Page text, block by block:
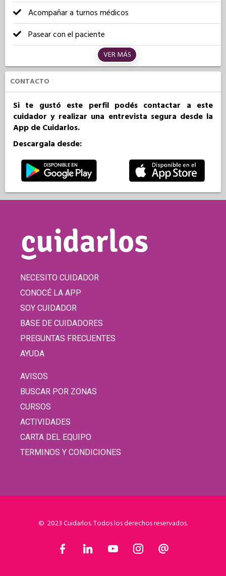
Acompañar a turnos médicos
Pasear con el paciente
VER MÁS
CONTACTO
Si te gustó este perfil podés contactar a este
cuidador y realizar una entrevista segura desde la
App de Cuidarlos.
Descargala desde:
NECESITO CUIDADOR
CONOCÉ LA APP
SOY CUIDADOR
BASE DE CUIDADORES
PREGUNTAS FRECUENTES
AYUDA
AVISOS
BUSCAR POR ZONAS
CURSOS
ACTIVIDADES
CARTA DEL EQUIPO
TERMINOS Y CONDICIONES
© 2023 Cuidarlos. Todos los derechos reservados.